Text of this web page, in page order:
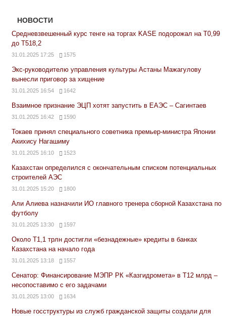
НОВОСТИ
Средневзвешенный курс тенге на торгах KASE подорожал на Т0,99
до Т518,2
31.01.2025 17:25 1575
Экс-руководителю управления культуры Астаны Мажагулову
вынесли приговор за хищение
31.01.2025 16:54 1642
Взаимное признание ЭЦП хотят запустить в ЕАЭС – Сагинтаев
31.01.2025 16:42 1590
Токаев принял специального советника премьер-министра Японии
Акихису Нагашиму
31.01.2025 16:10 1523
Казахстан определился с окончательным списком потенциальных
строителей АЭС
31.01.2025 15:20 1800
Али Алиева назначили ИО главного тренера сборной Казахстана по
футболу
31.01.2025 13:30 1597
Около Т1,1 трлн достигли «безнадежные» кредиты в банках
Казахстана на начало года
31.01.2025 13:18 1557
Сенатор: Финансирование МЭПР РК «Казгидромета» в Т12 млрд –
несопоставимо с его задачами
31.01.2025 13:00 1634
Новые госструктуры из служб гражданской защиты создали для